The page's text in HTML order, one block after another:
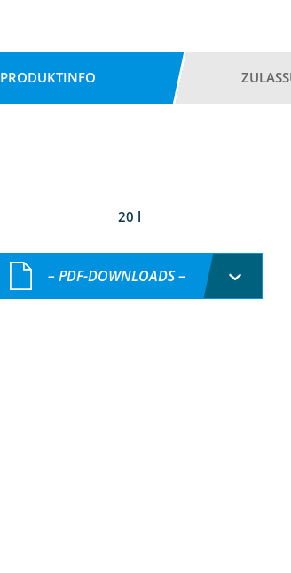
PRODUKTINFO
20 l
– PDF-DOWNLOADS –